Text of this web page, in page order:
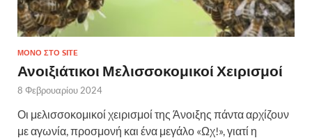
ΜΌΝΟ ΣΤΟ SITE
Ανοιξιάτικοι Μελισσοκομικοί Χειρισμοί
8 Φεβρουαρίου 2024
Οι μελισσοκομικοί χειρισμοί της Άνοιξης πάντα αρχίζουν
με αγωνία, προσμονή και ένα μεγάλο «Ωχ!», γιατί η